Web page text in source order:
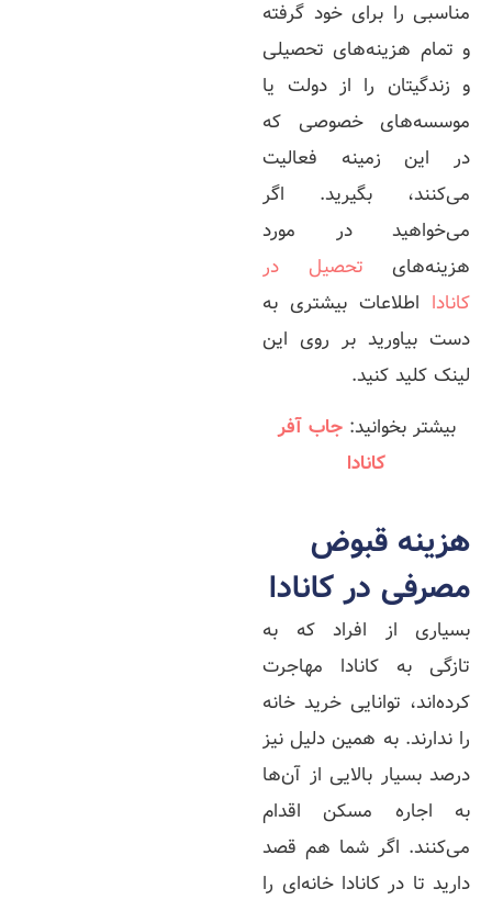
مناسبی را برای خود گرفته
و تمام هزینه‌های تحصیلی
و زندگیتان را از دولت یا
موسسه‌های خصوصی که
در این زمینه فعالیت
می‌کنند، بگیرید. اگر
می‌خواهید در مورد
هزینه‌های تحصیل در
کانادا اطلاعات بیشتری به
دست بیاورید بر روی این
لینک کلید کنید.
بیشتر بخوانید:جاب آفر
کانادا
هزینه قبوض
مصرفی در کانادا
بسیاری از افراد که به
تازگی به کانادا مهاجرت
کرده‌اند، توانایی خرید خانه
را ندارند. به همین دلیل نیز
درصد بسیار بالایی از آن‌ها
به اجاره مسکن اقدام
می‌کنند. اگر شما هم قصد
دارید تا در کانادا خانه‌ای را